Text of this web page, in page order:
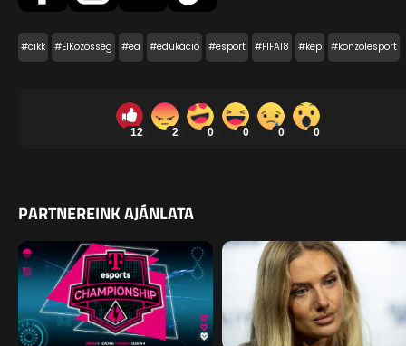
#cikk #E1Közösség #ea #edukáció #esport #FIFA18 #kép #konzolesport
12 2 0 0 0 0
PARTNEREINK AJÁNLATA